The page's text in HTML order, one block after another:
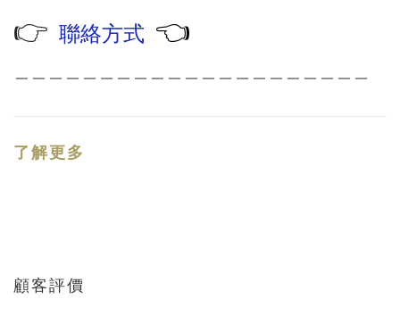
👉 聯絡方式 👈
了解更多
顧客評價